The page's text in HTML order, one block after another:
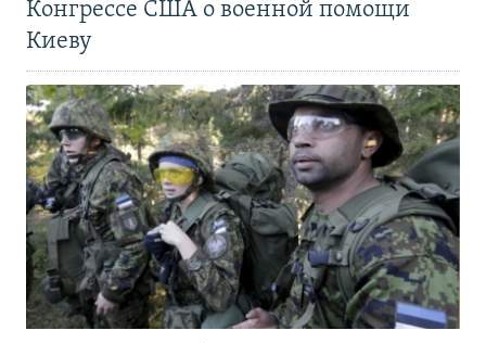
Конгрессе США о военной помощи
Киеву